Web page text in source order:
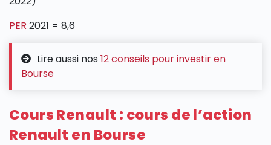
PER 2021 = 8,6
Lire aussi nos 12 conseils pour investir en
Bourse
Cours Renault : cours de l’action
Renault en Bourse